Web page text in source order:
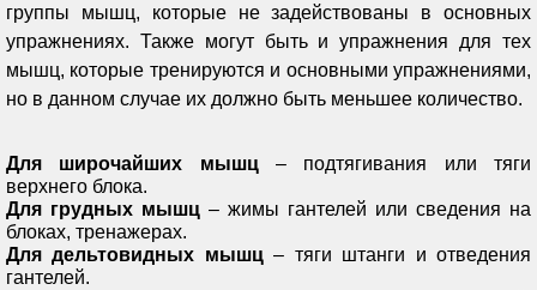
группы мышц, которые не задействованы в основных
упражнениях. Также могут быть и упражнения для тех
мышц, которые тренируются и основными упражнениями,
но в данном случае их должно быть меньшее количество.
Для широчайших мышц– подтягивания или тяги
верхнего блока.
Для грудных мышц – жимы гантелей или сведения на
блоках, тренажерах.
Для дельтовидных мышц– тяги штанги и отведения
гантелей.